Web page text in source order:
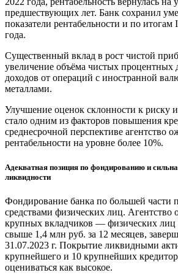
предшествующих лет. Банк сохранил
показатели рентабельности и по итогам
года.
Существенный вклад в рост чистой
увеличение объёма чистых процентных
доходов от операций с иностранной
металлами.
Улучшение оценок склонности к риску и
стало одним из факторов повышения
среднесрочной перспективе агентство
рентабельности на уровне более 10%.
Адекватная позиция по фондированию и
ликвидности
Фондирование банка по большей части
средствами физических лиц. Агентство
крупных вкладчиков — физических лиц
свыше 1,4 млн руб. за 12 месяцев,
31.07.2023 г. Покрытие ликвидными
крупнейшего и 10 крупнейших
оцениваться как высокое.